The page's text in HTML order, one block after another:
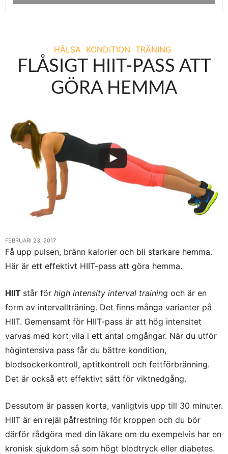
HÄLSA KONDITION TRÄNING
FLÅSIGT HIIT-PASS ATT
GÖRA HEMMA
FEBRUARI 23, 2017
Få upp pulsen, bränn kalorier och bli starkare hemma.
Här är ett effektivt HIIT-pass att göra hemma.
HIIT står för high intensity interval training och är en
form av intervallträning. Det finns många varianter på
HIIT. Gemensamt för HIIT-pass är att hög intensitet
varvas med kort vila i ett antal omgångar. När du utför
högintensiva pass får du bättre kondition,
blodsockerkontroll, aptitkontroll och fettförbränning.
Det är också ett effektivt sätt för viktnedgång.
Dessutom är passen korta, vanligtvis upp till 30 minuter.
HIIT är en rejäl påfrestning för kroppen och du bör
därför rådgöra med din läkare om du exempelvis har en
kronisk sjukdom så som högt blodtryck eller diabetes.